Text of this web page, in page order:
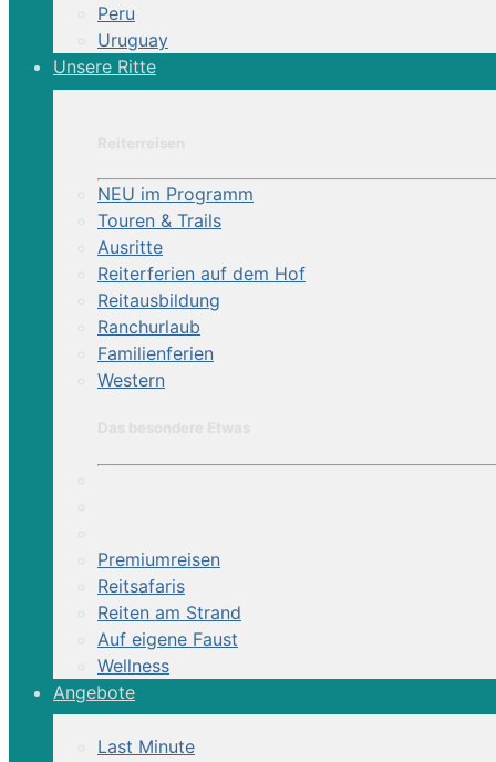
Peru
Uruguay
Unsere Ritte
NEU im Programm
Touren & Trails
Ausritte
Reiterferien auf dem Hof
Reitausbildung
Ranchurlaub
Familienferien
Western
Premiumreisen
Reitsafaris
Reiten am Strand
Auf eigene Faust
Wellness
Angebote
Last Minute